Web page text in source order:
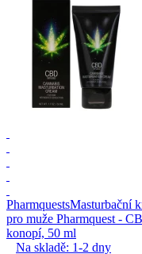
PharmquestsMasturbační
pro muže Pharmquest -
konopí, 50 ml
Na skladě: 1-2 dny